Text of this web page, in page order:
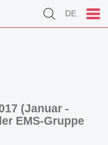
DE
(Januar -
EMS-Gruppe